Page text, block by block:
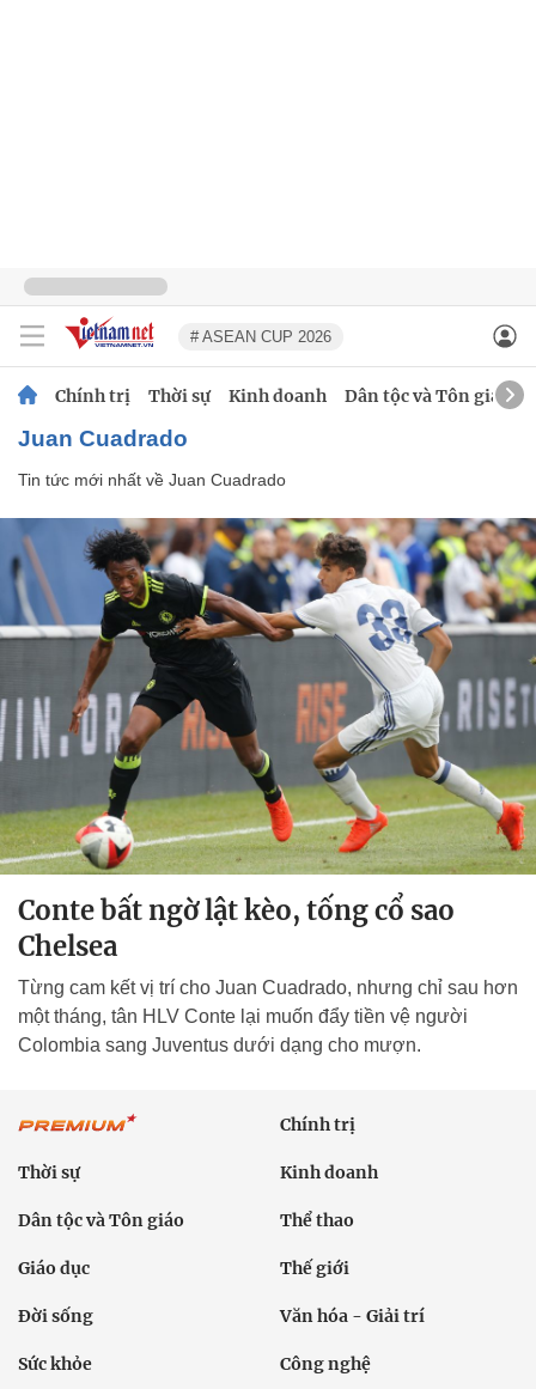
# ASEAN CUP 2026
Chính trị Thời sự Kinh doanh Dân tộc và Tôn giáo
Juan Cuadrado
Tin tức mới nhất về Juan Cuadrado
Conte bất ngờ lật kèo, tống cổ sao
Chelsea
Từng cam kết vị trí cho Juan Cuadrado, nhưng chỉ sau hơn
một tháng, tân HLV Conte lại muốn đẩy tiền vệ người
Colombia sang Juventus dưới dạng cho mượn.
Chính trị
Thời sự Kinh doanh
Dân tộc và Tôn giáo Thể thao
Giáo dục Thế giới
Đời sống Văn hóa - Giải trí
Sức khỏe Công nghệ